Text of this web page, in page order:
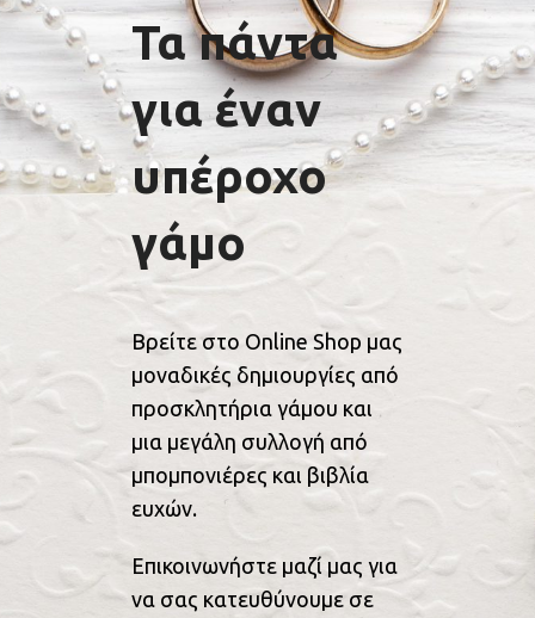
Τα πάντα
για έναν
υπέροχο
γάμο
Βρείτε στο Online Shop μας
μοναδικές δημιουργίες από
προσκλητήρια γάμου και
μια μεγάλη συλλογή από
μπομπονιέρες και βιβλία
ευχών.
Επικοινωνήστε μαζί μας για
να σας κατευθύνουμε σε